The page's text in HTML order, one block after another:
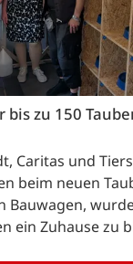
bis zu 150
Caritas und
beim neuen
Bauwagen,
ein Zuhause zu